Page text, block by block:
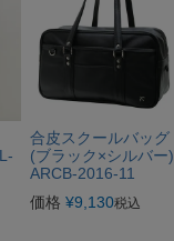
合皮スクールバッグ
(ブラック×シルバー)
ARCB-2016-11
価格 ¥9,130税込